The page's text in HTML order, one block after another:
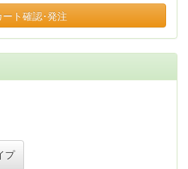
ート確認･発注
プ